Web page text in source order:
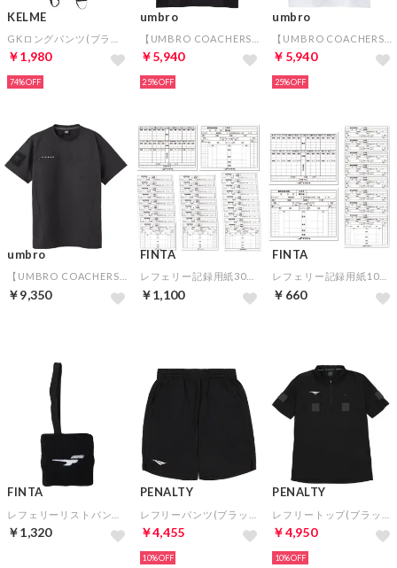
KELME
￥1,980
74%
umbro
￥5,940
25%
umbro
￥5,940
25%
umbro
￥9,350
FINTA
レフェリー記録用紙30枚セット（ハーフサイズ）
￥1,100
FINTA
レフェリー記録用紙10枚セット（ハーフサイズ）
￥660
FINTA
￥1,320
PENALTY
￥4,455
10%
PENALTY
￥4,950
10%